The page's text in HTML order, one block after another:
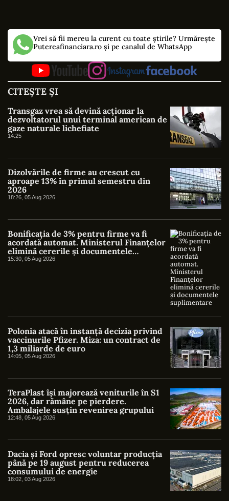
Vrei să fii mereu la curent cu toate știrile? Urmărește
Putereafinanciara.ro și pe canalul de WhatsApp
CITEȘTE ȘI
Transgaz vrea să devină acționar la
dezvoltatorul unui terminal american de
gaze naturale lichefiate
14:25
Dizolvările de firme au crescut cu
aproape 13% în primul semestru din
2026
18:26, 05 Aug 2026
Bonificația de 3% pentru firme va fi
acordată automat. Ministerul Finanțelor
elimină cererile și documentele
suplimentare
15:30, 05 Aug 2026
Polonia atacă în instanță decizia privind
vaccinurile Pfizer. Miza: un contract de
1,3 miliarde de euro
14:05, 05 Aug 2026
TeraPlast își majorează veniturile în S1
2026, dar rămâne pe pierdere.
Ambalajele susțin revenirea grupului
12:48, 05 Aug 2026
Dacia și Ford opresc voluntar producția
până pe 19 august pentru reducerea
consumului de energie
18:02, 03 Aug 2026